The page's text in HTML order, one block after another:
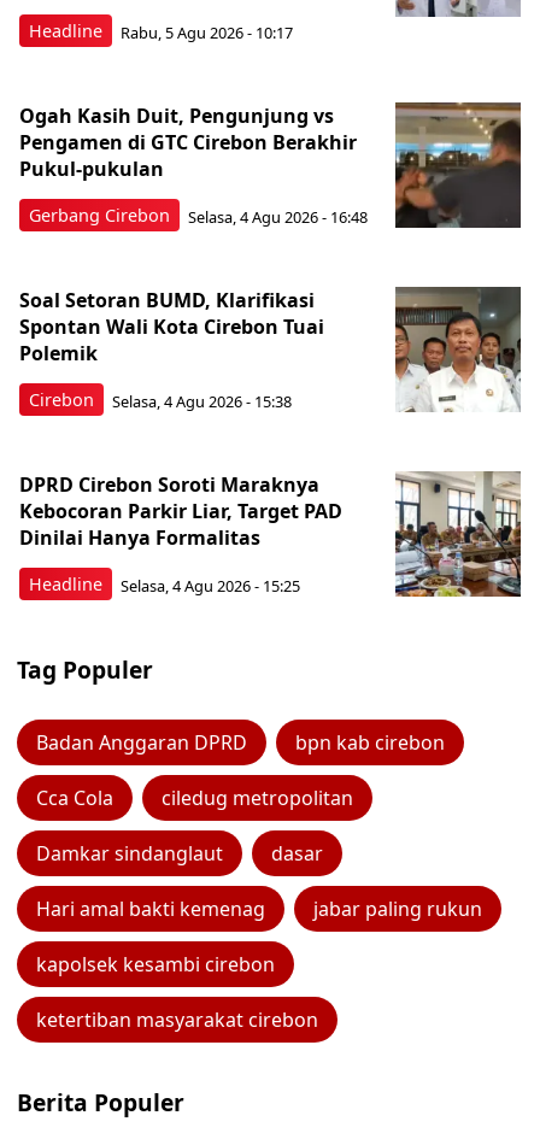
Headline Rabu, 5 Agu 2026 - 10:17
Gerbang Cirebon
Ogah Kasih Duit, Pengunjung vs
Pengamen di GTC Cirebon Berakhir
Pukul-pukulan
Selasa, 4 Agu 2026 - 16:48
Cirebon
Soal Setoran BUMD, Klarifikasi
Spontan Wali Kota Cirebon Tuai
Polemik
Selasa, 4 Agu 2026 - 15:38
Headline
DPRD Cirebon Soroti Maraknya
Kebocoran Parkir Liar, Target PAD
Dinilai Hanya Formalitas
Selasa, 4 Agu 2026 - 15:25
Tag Populer
Badan Anggaran DPRD bpn kab cirebon
Cca Cola ciledug metropolitan
Damkar sindanglaut dasar
Hari amal bakti kemenag jabar paling rukun
kapolsek kesambi cirebon
ketertiban masyarakat cirebon
Berita Populer